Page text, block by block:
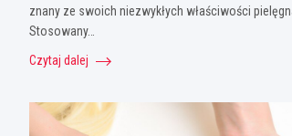
znany ze swoich niezwykłych właściwości
Stosowany…
Czytaj dalej